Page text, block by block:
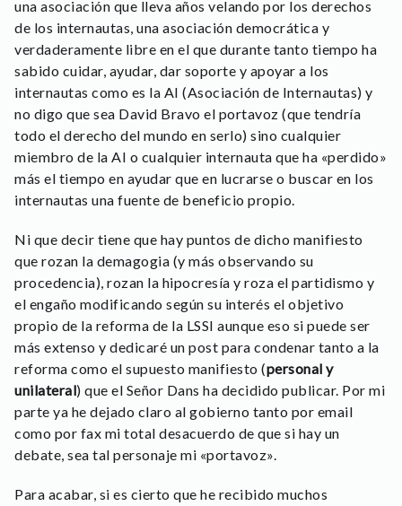
una asociación que lleva años velando por los derechos
de los internautas, una asociación democrática y
verdaderamente libre en el que durante tanto tiempo ha
sabido cuidar, ayudar, dar soporte y apoyar a los
internautas como es la AI (Asociación de Internautas) y
no digo que sea David Bravo el portavoz (que tendría
todo el derecho del mundo en serlo) sino cualquier
miembro de la AI o cualquier internauta que ha «perdido»
más el tiempo en ayudar que en lucrarse o buscar en los
internautas una fuente de beneficio propio.
Ni que decir tiene que hay puntos de dicho manifiesto
que rozan la demagogia (y más observando su
procedencia), rozan la hipocresía y roza el partidismo y
el engaño modificando según su interés el objetivo
propio de la reforma de la LSSI aunque eso si puede ser
más extenso y dedicaré un post para condenar tanto a la
reforma como el supuesto manifiesto (personal y
unilateral) que el Señor Dans ha decidido publicar. Por mi
parte ya he dejado claro al gobierno tanto por email
como por fax mi total desacuerdo de que si hay un
debate, sea tal personaje mi «portavoz».
Para acabar, si es cierto que he recibido muchos